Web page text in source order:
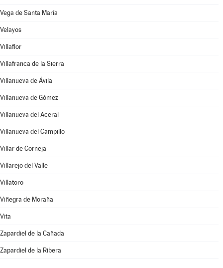
Vega de Santa María
Velayos
Villaflor
Villafranca de la Sierra
Villanueva de Ávila
Villanueva de Gómez
Villanueva del Aceral
Villanueva del Campillo
Villar de Corneja
Villarejo del Valle
Villatoro
Viñegra de Moraña
Vita
Zapardiel de la Cañada
Zapardiel de la Ribera